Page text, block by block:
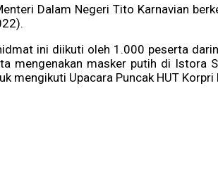
Dalam Negeri Tito Karnavian
ini diikuti oleh 1.000 peserta
mengenakan masker putih di Istora
mengikuti Upacara Puncak HUT